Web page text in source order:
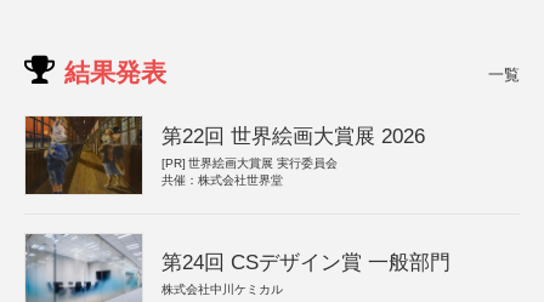
結果発表 一覧
第22回 世界絵画大賞展 2026
[PR] 世界絵画大賞展 実行委員会
共催：株式会社世界堂
第24回 CSデザイン賞 一般部門
株式会社中川ケミカル